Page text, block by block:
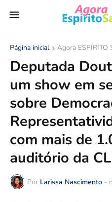
Página inicial Agora ESPÍRITO
Deputada
um show em
sobre
com mais de
auditório da
Por Larissa Nascimento -